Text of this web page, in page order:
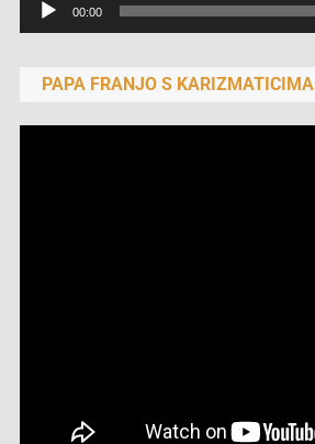
00:00
PAPA FRANJO S KARIZMATICIMA